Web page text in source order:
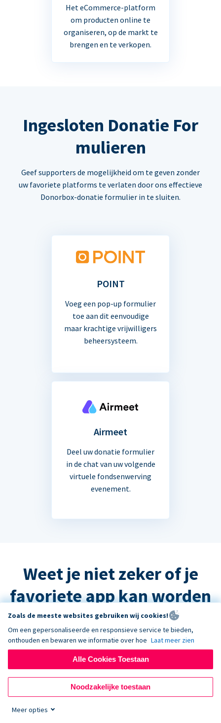
Het eCommerce-platform
om producten online te
organiseren, op de markt te
brengen en te verkopen.
Ingesloten Donatie For
mulieren
Geef supporters de mogelijkheid om te geven zonder
uw favoriete platforms te verlaten door ons effectieve
Donorbox-donatie formulier in te sluiten.
POINT
Voeg een pop-up formulier
toe aan dit eenvoudige
maar krachtige vrijwilligers
beheersysteem.
Airmeet
Deel uw donatie formulier
in de chat van uw volgende
virtuele fondsenwerving
evenement.
Weet je niet zeker of je
favoriete app kan worden
geïntegreerd?
Het antwoord is waarschijnlijk ja, maar
neem contact op met de ondersteuning
en we helpen u graag verder!
Zoals de meeste websites gebruiken wij cookies!
Om een gepersonaliseerde en responsieve service te bieden,
onthouden en bewaren we informatie over hoe Laat meer zien
Alle Cookies Toestaan
Noodzakelijke toestaan
Meer opties